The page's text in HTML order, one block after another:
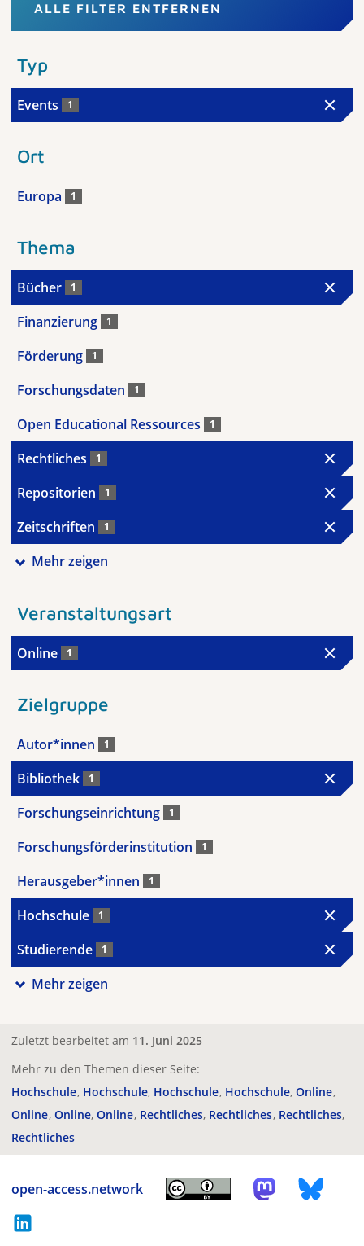
ALLE FILTER ENTFERNEN
Typ
Events 1
Ort
Europa 1
Thema
Bücher 1
Finanzierung 1
Förderung 1
Forschungsdaten 1
Open Educational Ressources 1
Rechtliches 1
Repositorien 1
Zeitschriften 1
Mehr zeigen
Veranstaltungsart
Online 1
Zielgruppe
Autor*innen 1
Bibliothek 1
Forschungseinrichtung 1
Forschungsförderinstitution 1
Herausgeber*innen 1
Hochschule 1
Studierende 1
Mehr zeigen
Zuletzt bearbeitet am 11. Juni 2025
Mehr zu den Themen dieser Seite:
Hochschule Hochschule Hochschule Hochschule Online
Online Online Online Rechtliches Rechtliches Rechtliches
Rechtliches
open-access.network